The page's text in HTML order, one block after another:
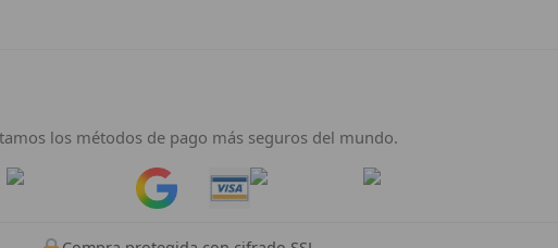
los métodos de pago más seguros del mundo.
Pay Pay